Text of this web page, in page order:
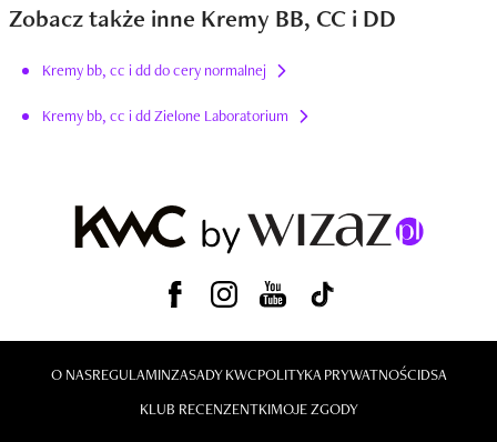
Zobacz także inne Kremy BB, CC i DD
Kremy bb, cc i dd do cery normalnej
Kremy bb, cc i dd Zielone Laboratorium
O NASREGULAMINZASADY KWCPOLITYKA PRYWATNOŚCIDSA
KLUB RECENZENTKIMOJE ZGODY